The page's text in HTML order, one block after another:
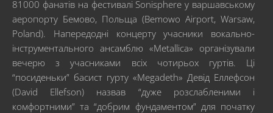
81000 фанатів на фестивалі Sonisphere у варшавському
аеропорту Бемово, Польща (Bemowo Airport, Warsaw,
Poland). Напередодні концерту учасники вокально-
інструментального ансамблю «Metallica» організували
вечерю з учасниками всіх чотирьох гуртів. Ці
“посиденьки” басист гурту «Megadeth» Девід Еллефсон
(David Ellefson) назвав “дуже розслабленими і
комфортними” та “добрим фундаментом” для початку